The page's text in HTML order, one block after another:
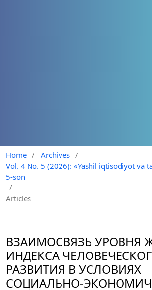
Home / Archives /
Vol. 4 No. 5 (2026): «Yashil iqtisodiyot va
5-son
/
Articles
ВЗАИМОСВЯЗЬ УРОВНЯ
ИНДЕКСА
РАЗВИТИЯ В УСЛОВИЯХ
СОЦИАЛЬНО-